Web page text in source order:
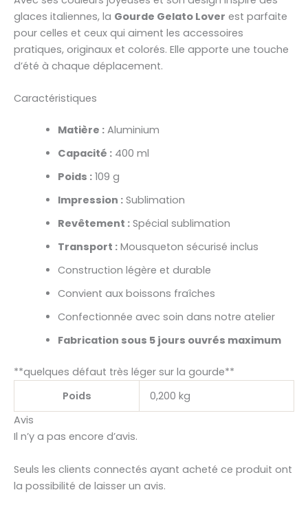
glaces italiennes, la Gourde Gelato Lover est parfaite
pour celles et ceux qui aiment les accessoires
pratiques, originaux et colorés. Elle apporte une touche
d’été à chaque déplacement.
Caractéristiques
Matière :Aluminium
Capacité :400 ml
Poids :109 g
Impression :Sublimation
Revêtement :Spécial sublimation
Transport :Mousqueton sécurisé inclus
Construction légère et durable
Convient aux boissons fraîches
Confectionnée avec soin dans notre atelier
Fabrication sous 5 jours ouvrés maximum
**quelques défaut très léger sur la gourde**
Poids
0,200 kg
Avis
Il n’y a pas encore d’avis.
Seuls les clients connectés ayant acheté ce produit ont
la possibilité de laisser un avis.